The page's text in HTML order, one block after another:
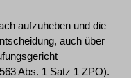
aufzuheben und die
auch über
Abs. 1 Satz 1 ZPO).